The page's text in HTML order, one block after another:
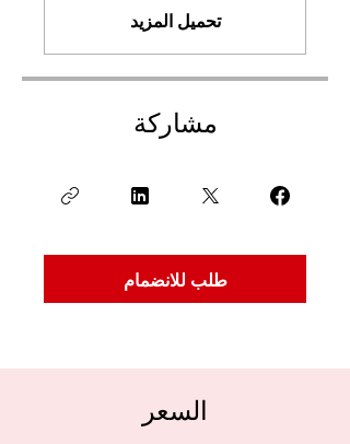
تحميل المزيد
مشاركة
طلب للانضمام
السعر